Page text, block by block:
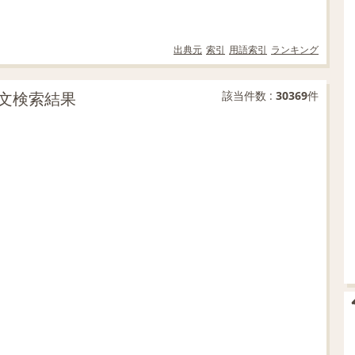
出典元 索引 用語索引 ランキング
検索結果 該当件数 : 30369件